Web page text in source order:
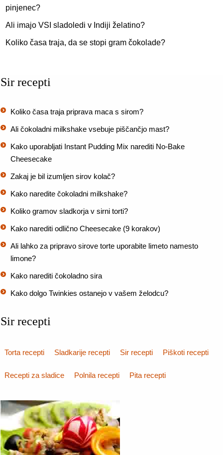
pinjenec?
Ali imajo VSI sladoledi v Indiji želatino?
Koliko časa traja, da se stopi gram čokolade?
Sir recepti
Koliko časa traja priprava maca s sirom?
Ali čokoladni milkshake vsebuje piščančjo mast?
Kako uporabljati Instant Pudding Mix narediti No-Bake
Cheesecake
Zakaj je bil izumljen sirov kolač?
Kako naredite čokoladni milkshake?
Koliko gramov sladkorja v sirni torti?
Kako narediti odlično Cheesecake (9 korakov)
Ali lahko za pripravo sirove torte uporabite limeto namesto
limone?
Kako narediti čokoladno sira
Kako dolgo Twinkies ostanejo v vašem želodcu?
Sir recepti
Torta recepti Sladkarije recepti Sir recepti Piškoti recepti
Recepti za sladice Polnila recepti Pita recepti